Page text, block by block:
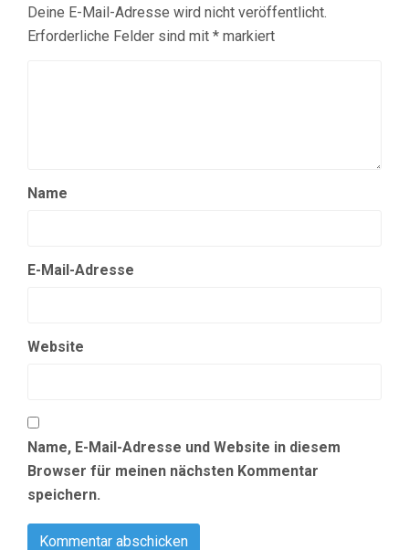
Deine E-Mail-Adresse wird nicht veröffentlicht.
Erforderliche Felder sind mit * markiert
Name
E-Mail-Adresse
Website
Name, E-Mail-Adresse und Website in diesem
Browser für meinen nächsten Kommentar
speichern.